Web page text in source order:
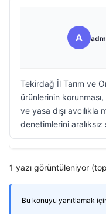
A
Tekirdağ İl Tarım ve
ürünlerinin korunması,
ve yasa dışı
denetimlerini
1 yazı görüntüleniyor
Bu konuyu yanıtlamak